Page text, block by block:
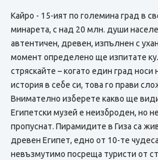
Кайро - 15-ият по големина град в
минарета, с над 20 млн. души
автентичен, древен, изпълнен с
момент определено ще изпитате
стряскайте – когато един град носи
история в себе си, това го прави
Внимателно изберете какво ще
Египетски музей е неизброден, но
пропуснат. Пирамидите в Гиза са
древен Египет, едно от 10-те
невъзмутимо посреща туристи от